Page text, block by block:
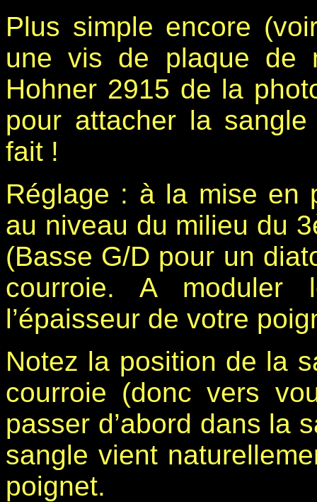
Plus simple encore
une vis de plaque de
Hohner 2915 de la
pour attacher la
fait !
Réglage : à la mise en
au niveau du milieu du
(Basse G/D pour un
courroie. A moduler
l’épaisseur de votre
Notez la position de la
courroie (donc vers
passer d’abord dans la
sangle vient
poignet.